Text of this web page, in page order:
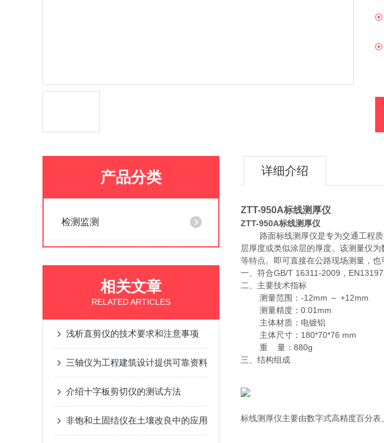
产品分类
检测监测
相关文章
RELATED ARTICLES
浅析直剪仪的技术要求和注意事项
三轴仪为工程建筑设计提供可靠资料
介绍十字板剪切仪的测试方法
非饱和土固结仪在土壤改良中的应用
详细介绍
ZTT-950A标线测厚仪
ZTT-950A标线测厚仪
路面标线测厚仪是专为交通工程
层厚度或类似涂层的厚度。该测量仪
等特点。即可直接在公路现场测量，也
一、符合GB/T 16311-2009，
二、主要技术指标
测量范围：-12mm ～ +12mm
测量精度：0.01mm
主体材质：电镀铝
主体尺寸：180*70*76 mm
重 量：880g
三、结构组成
标线测厚仪主要由数字式高精度百分表